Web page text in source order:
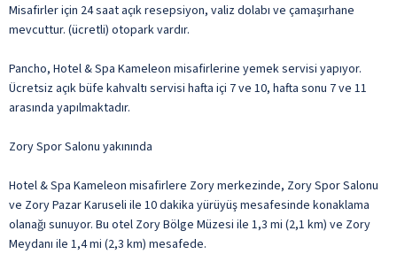
Misafirler için 24 saat açık resepsiyon, valiz dolabı ve çamaşırhane
mevcuttur. (ücretli) otopark vardır.
Pancho, Hotel & Spa Kameleon misafirlerine yemek servisi yapıyor.
Ücretsiz açık büfe kahvaltı servisi hafta içi 7 ve 10, hafta sonu 7 ve 11
arasında yapılmaktadır.
Zory Spor Salonu yakınında
Hotel & Spa Kameleon misafirlere Zory merkezinde, Zory Spor Salonu
ve Zory Pazar Karuseli ile 10 dakika yürüyüş mesafesinde konaklama
olanağı sunuyor. Bu otel Zory Bölge Müzesi ile 1,3 mi (2,1 km) ve Zory
Meydanı ile 1,4 mi (2,3 km) mesafede.